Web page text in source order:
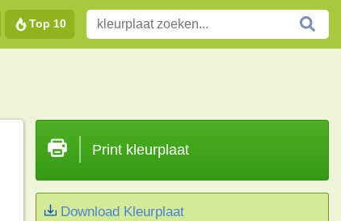
Top 10
Print kleurplaat
Download Kleurplaat